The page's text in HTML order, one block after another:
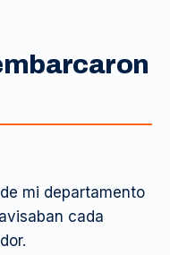
mi departamento
cada